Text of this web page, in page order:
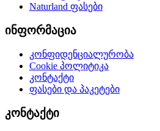
Naturland ფასები
ინფორმაცია
კონფიდენციალურობა
Cookie პოლიტიკა
კონტაქტი
ფასები და პაკეტები
კონტაქტი